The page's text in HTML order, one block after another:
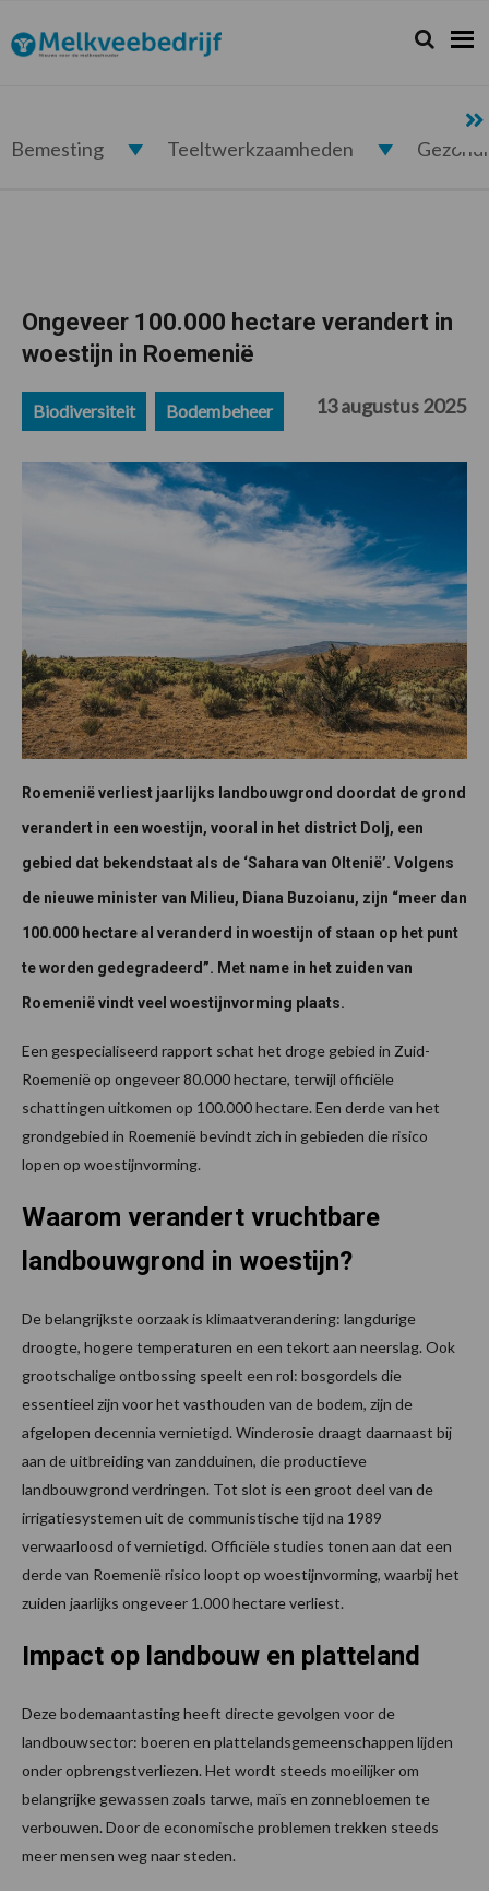
de
hoofdnavigatie
de
hoofd
de
eerste
de
voettekst
Melkveebedrijf.nl Zoeken...
Zoek
Bemesting Teeltwerkzaamheden
Ongeveer 100.000 hectare verandert in
woestijn in Roemenië
Biodiversiteit Bodembeheer 13 augustus 2025
Roemenië verliest jaarlijks landbouwgrond doordat de grond
verandert in een woestijn, vooral in het district Dolj, een
gebied dat bekendstaat als de ‘Sahara van Oltenië’. Volgens
de nieuwe minister van Milieu, Diana Buzoianu, zijn “meer dan
100.000 hectare al veranderd in woestijn of staan op het punt
te worden gedegradeerd”. Met name in het zuiden van
Roemenië vindt veel woestijnvorming plaats.
Een gespecialiseerd rapport schat het droge gebied in Zuid-
Roemenië op ongeveer 80.000 hectare, terwijl officiële
schattingen uitkomen op 100.000 hectare. Een derde van het
grondgebied in Roemenië bevindt zich in gebieden die risico
lopen op woestijnvorming.
Waarom verandert vruchtbare
landbouwgrond in woestijn?
De belangrijkste oorzaak is klimaatverandering: langdurige
droogte, hogere temperaturen en een tekort aan neerslag. Ook
grootschalige ontbossing speelt een rol: bosgordels die
essentieel zijn voor het vasthouden van de bodem, zijn de
afgelopen decennia vernietigd. Winderosie draagt daarnaast bij
aan de uitbreiding van zandduinen, die productieve
landbouwgrond verdringen. Tot slot is een groot deel van de
irrigatiesystemen uit de communistische tijd na 1989
verwaarloosd of vernietigd. Officiële studies tonen aan dat een
derde van Roemenië risico loopt op woestijnvorming, waarbij het
zuiden jaarlijks ongeveer 1.000 hectare verliest.
Impact op landbouw en platteland
Deze bodemaantasting heeft directe gevolgen voor de
landbouwsector: boeren en plattelandsgemeenschappen lijden
onder opbrengstverliezen. Het wordt steeds moeilijker om
belangrijke gewassen zoals tarwe, maïs en zonnebloemen te
verbouwen. Door de economische problemen trekken steeds
meer mensen weg naar steden.